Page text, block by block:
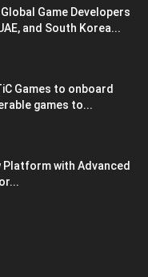
Game Developers
and South Korea...
Games to onboard
games to...
Platform with Advanced